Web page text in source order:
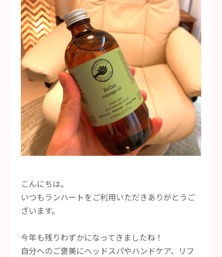
こんにちは。
いつもランハートをご利用いただきありがとうご
ざいます。
今年も残りわずかになってきましたね！
自分へのご褒美にヘッドスパやハンドケア、リフ